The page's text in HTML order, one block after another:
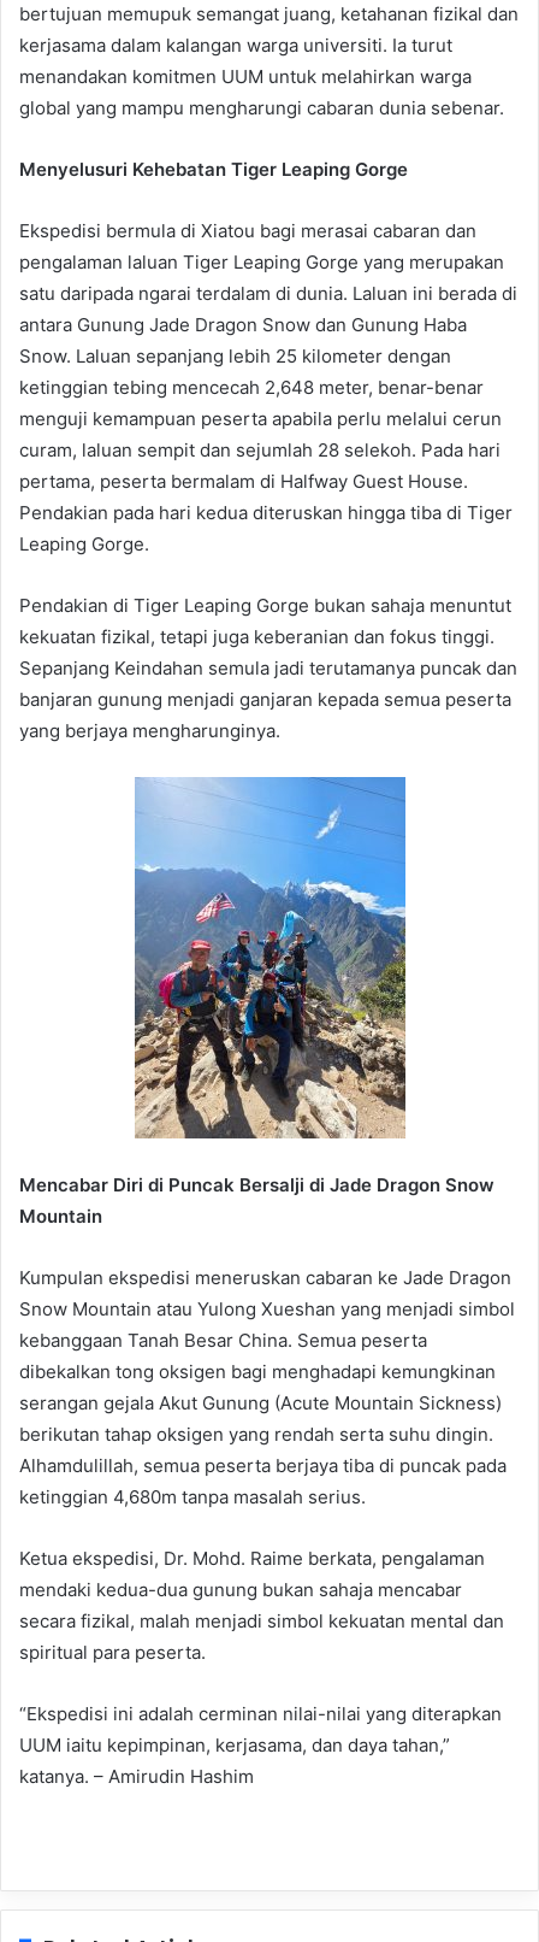
bertujuan memupuk semangat juang, ketahanan fizikal dan
kerjasama dalam kalangan warga universiti. Ia turut
menandakan komitmen UUM untuk melahirkan warga
global yang mampu mengharungi cabaran dunia sebenar.
Menyelusuri Kehebatan Tiger Leaping Gorge
Ekspedisi bermula di Xiatou bagi merasai cabaran dan
pengalaman laluan Tiger Leaping Gorge yang merupakan
satu daripada ngarai terdalam di dunia. Laluan ini berada di
antara Gunung Jade Dragon Snow dan Gunung Haba
Snow. Laluan sepanjang lebih 25 kilometer dengan
ketinggian tebing mencecah 2,648 meter, benar-benar
menguji kemampuan peserta apabila perlu melalui cerun
curam, laluan sempit dan sejumlah 28 selekoh. Pada hari
pertama, peserta bermalam di Halfway Guest House.
Pendakian pada hari kedua diteruskan hingga tiba di Tiger
Leaping Gorge.
Pendakian di Tiger Leaping Gorge bukan sahaja menuntut
kekuatan fizikal, tetapi juga keberanian dan fokus tinggi.
Sepanjang Keindahan semula jadi terutamanya puncak dan
banjaran gunung menjadi ganjaran kepada semua peserta
yang berjaya mengharunginya.
Mencabar Diri di Puncak Bersalji di Jade Dragon Snow
Mountain
Kumpulan ekspedisi meneruskan cabaran ke Jade Dragon
Snow Mountain atau Yulong Xueshan yang menjadi simbol
kebanggaan Tanah Besar China. Semua peserta
dibekalkan tong oksigen bagi menghadapi kemungkinan
serangan gejala Akut Gunung (Acute Mountain Sickness)
berikutan tahap oksigen yang rendah serta suhu dingin.
Alhamdulillah, semua peserta berjaya tiba di puncak pada
ketinggian 4,680m tanpa masalah serius.
Ketua ekspedisi, Dr. Mohd. Raime berkata, pengalaman
mendaki kedua-dua gunung bukan sahaja mencabar
secara fizikal, malah menjadi simbol kekuatan mental dan
spiritual para peserta.
“Ekspedisi ini adalah cerminan nilai-nilai yang diterapkan
UUM iaitu kepimpinan, kerjasama, dan daya tahan,”
katanya. – Amirudin Hashim